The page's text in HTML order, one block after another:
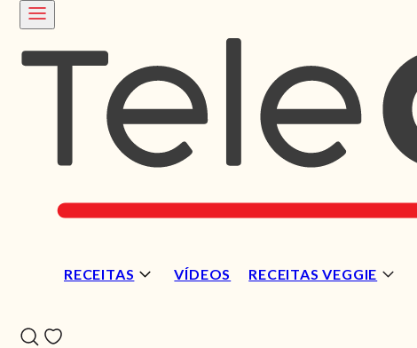
RECEITAS VÍDEOS RECEITAS VEGGIE